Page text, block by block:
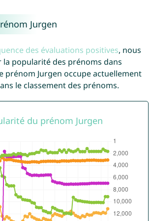
Jurgen
des évaluations positives, nous
la popularité des prénoms dans
prénom Jurgen occupe actuellement
le classement des prénoms.